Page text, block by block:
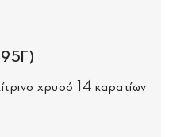
χρυσό 14 καρατίων